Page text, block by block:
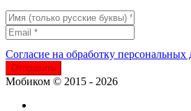
Согласие на обработку
Отправить
Мобиком © 2015 - 2026